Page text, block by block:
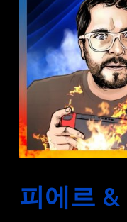
피에르 &